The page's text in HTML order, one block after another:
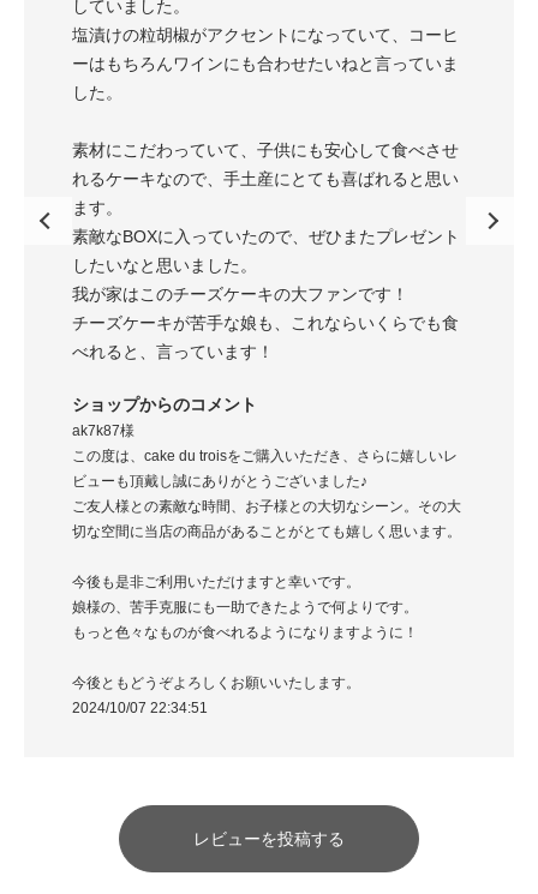
していました。
塩漬けの粒胡椒がアクセントになっていて、コーヒ
ーはもちろんワインにも合わせたいねと言っていま
した。
素材にこだわっていて、子供にも安心して食べさせ
れるケーキなので、手土産にとても喜ばれると思い
ます。
素敵なBOXに入っていたので、ぜひまたプレゼント
したいなと思いました。
我が家はこのチーズケーキの大ファンです！
チーズケーキが苦手な娘も、これならいくらでも食
べれると、言っています！
ショップからのコメント
ak7k87様
この度は、cake du troisをご購入いただき、さらに嬉しいレ
ビューも頂戴し誠にありがとうございました♪
ご友人様との素敵な時間、お子様との大切なシーン。その大
切な空間に当店の商品があることがとても嬉しく思います。
今後も是非ご利用いただけますと幸いです。
娘様の、苦手克服にも一助できたようで何よりです。
もっと色々なものが食べれるようになりますように！
今後ともどうぞよろしくお願いいたします。
2024/10/07 22:34:51
レビューを投稿する